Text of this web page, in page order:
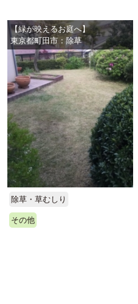
【緑が映えるお庭へ】
東京都町田市：除草
除草・草むしり
その他